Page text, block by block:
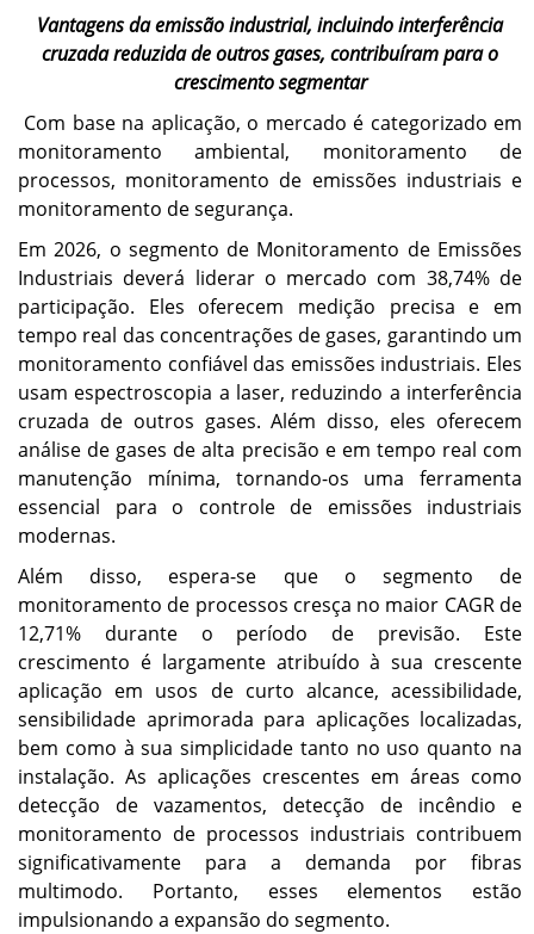
Vantagens da emissão industrial, incluindo interferência
cruzada reduzida de outros gases, contribuíram para o
crescimento segmentar
Com base na aplicação, o mercado é categorizado em
monitoramento ambiental, monitoramento de
processos, monitoramento de emissões industriais e
monitoramento de segurança.
Em 2026, o segmento de Monitoramento de Emissões
Industriais deverá liderar o mercado com 38,74% de
participação. Eles oferecem medição precisa e em
tempo real das concentrações de gases, garantindo um
monitoramento confiável das emissões industriais. Eles
usam espectroscopia a laser, reduzindo a interferência
cruzada de outros gases. Além disso, eles oferecem
análise de gases de alta precisão e em tempo real com
manutenção mínima, tornando-os uma ferramenta
essencial para o controle de emissões industriais
modernas.
Além disso, espera-se que o segmento de
monitoramento de processos cresça no maior CAGR de
12,71% durante o período de previsão. Este
crescimento é largamente atribuído à sua crescente
aplicação em usos de curto alcance, acessibilidade,
sensibilidade aprimorada para aplicações localizadas,
bem como à sua simplicidade tanto no uso quanto na
instalação. As aplicações crescentes em áreas como
detecção de vazamentos, detecção de incêndio e
monitoramento de processos industriais contribuem
significativamente para a demanda por fibras
multimodo. Portanto, esses elementos estão
impulsionando a expansão do segmento.